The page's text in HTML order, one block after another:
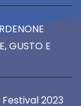
GUSTO E
2023